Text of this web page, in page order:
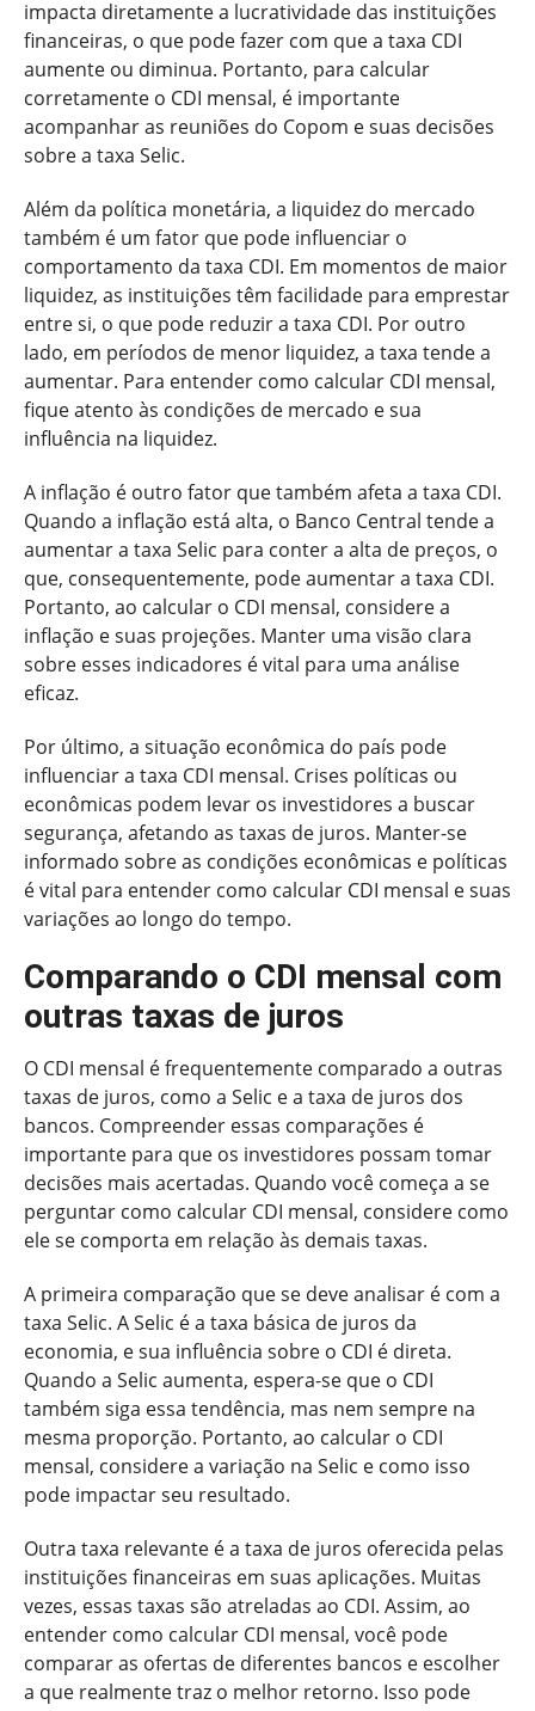
impacta diretamente a lucratividade das instituições
financeiras, o que pode fazer com que a taxa CDI
aumente ou diminua. Portanto, para calcular
corretamente o CDI mensal, é importante
acompanhar as reuniões do Copom e suas decisões
sobre a taxa Selic.
Além da política monetária, a liquidez do mercado
também é um fator que pode influenciar o
comportamento da taxa CDI. Em momentos de maior
liquidez, as instituições têm facilidade para emprestar
entre si, o que pode reduzir a taxa CDI. Por outro
lado, em períodos de menor liquidez, a taxa tende a
aumentar. Para entender como calcular CDI mensal,
fique atento às condições de mercado e sua
influência na liquidez.
A inflação é outro fator que também afeta a taxa CDI.
Quando a inflação está alta, o Banco Central tende a
aumentar a taxa Selic para conter a alta de preços, o
que, consequentemente, pode aumentar a taxa CDI.
Portanto, ao calcular o CDI mensal, considere a
inflação e suas projeções. Manter uma visão clara
sobre esses indicadores é vital para uma análise
eficaz.
Por último, a situação econômica do país pode
influenciar a taxa CDI mensal. Crises políticas ou
econômicas podem levar os investidores a buscar
segurança, afetando as taxas de juros. Manter-se
informado sobre as condições econômicas e políticas
é vital para entender como calcular CDI mensal e suas
variações ao longo do tempo.
Comparando o CDI mensal com
outras taxas de juros
O CDI mensal é frequentemente comparado a outras
taxas de juros, como a Selic e a taxa de juros dos
bancos. Compreender essas comparações é
importante para que os investidores possam tomar
decisões mais acertadas. Quando você começa a se
perguntar como calcular CDI mensal, considere como
ele se comporta em relação às demais taxas.
A primeira comparação que se deve analisar é com a
taxa Selic. A Selic é a taxa básica de juros da
economia, e sua influência sobre o CDI é direta.
Quando a Selic aumenta, espera-se que o CDI
também siga essa tendência, mas nem sempre na
mesma proporção. Portanto, ao calcular o CDI
mensal, considere a variação na Selic e como isso
pode impactar seu resultado.
Outra taxa relevante é a taxa de juros oferecida pelas
instituições financeiras em suas aplicações. Muitas
vezes, essas taxas são atreladas ao CDI. Assim, ao
entender como calcular CDI mensal, você pode
comparar as ofertas de diferentes bancos e escolher
a que realmente traz o melhor retorno. Isso pode